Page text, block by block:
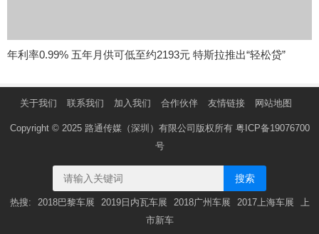
年利率0.99% 五年月供可低至约2193元 特斯拉推出“轻松贷”
关于我们 联系我们 加入我们 合作伙伴 友情链接 网站地图
Copyright © 2025 路通传媒（深圳）有限公司版权所有 粤ICP备19076700
号
搜索
热搜: 2018巴黎车展 2019日内瓦车展 2018广州车展 2017上海车展
上
市新车